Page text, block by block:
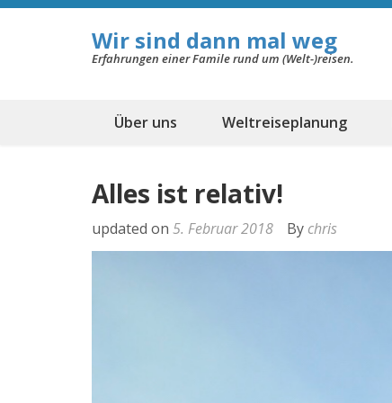
Wir sind dann mal weg
Erfahrungen einer Famile rund um (Welt-)reisen.
Über uns Weltreiseplanung
Alles ist relativ!
updated on 5. Februar 2018 By chris